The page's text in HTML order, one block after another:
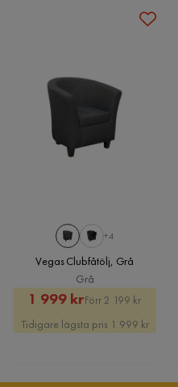
Material
Sängbotten/box
Fjädring resårbotten
Reglerbar
Sänggavel
+4
Vegas Clubfåtölj, Grå
Grå
Rabatterat
Pris
1 999 krOriginal
Pris
Förr 2 199 kr
Tidigare lägsta pris 1 999 kr